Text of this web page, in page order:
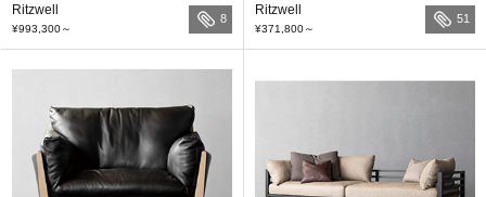
Ritzwell
¥993,300～
8
Ritzwell
¥371,800～
51